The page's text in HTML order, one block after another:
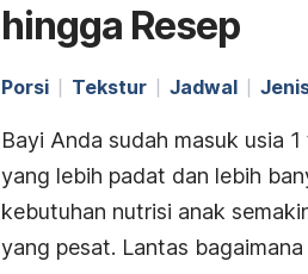
hingga Resep
Porsi Tekstur Jadwal
Bayi Anda sudah masuk usia
yang lebih padat dan lebih
kebutuhan nutrisi anak
yang pesat. Lantas